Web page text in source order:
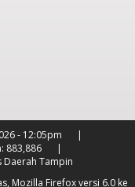
- 12:05pm
883,886
Tampin
Mozilla Firefox versi 6.0 ke